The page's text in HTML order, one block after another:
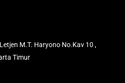
M.T. Haryono No.Kav 10 ,
Timur